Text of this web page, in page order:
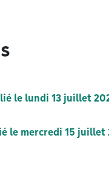
le lundi 13 juillet
le mercredi 15 juillet